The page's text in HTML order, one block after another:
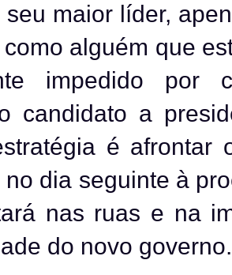
seu maior líder,
alguém que
impedido por
candidato a
é afrontar
no dia seguinte à
nas ruas e na
do novo governo.